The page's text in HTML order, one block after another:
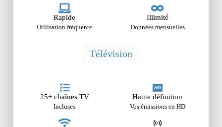
Rapide
Utilisation fréquente
Illimité
Données mensuelles
Télévision
25+ chaînes TV
Incluses
Haute définition
Vos émissions en HD